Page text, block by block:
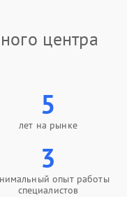
центра
5
лет на рынке
3
опыт работы
специалистов